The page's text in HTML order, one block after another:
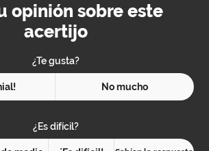
opinión sobre este
acertijo
¿Te gusta?
No mucho
¿Es difícil?